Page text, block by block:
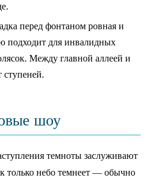
перед фонтаном ровная и
подходит для инвалидных
Между главной аллеей и
ступеней.
шоу
темноты заслуживают
только небо темнеет — обычно